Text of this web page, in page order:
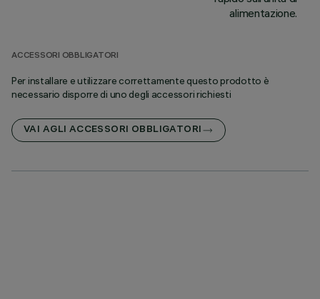
alimentazione.
ACCESSORI OBBLIGATORI
Per installare e utilizzare correttamente questo prodotto è
necessario disporre di uno degli accessori richiesti
VAI AGLI ACCESSORI OBBLIGATORI